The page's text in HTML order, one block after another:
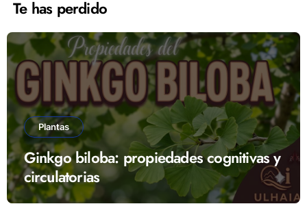
Te has perdido
Plantas
Ginkgo biloba: propiedades cognitivas y
circulatorias